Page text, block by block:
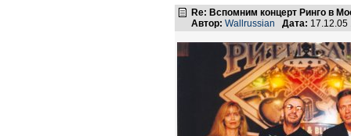
Re: Вспомним концерт Ринго в
Автор: Wallrussian Дата: